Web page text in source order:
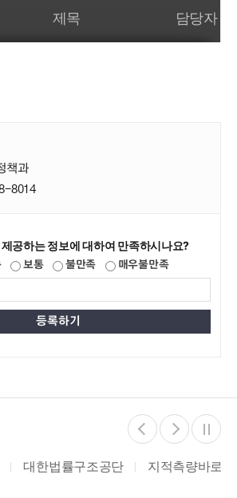
제목 담당자
책과
8014
공하는 정보에 대하여 만족하시나요?
보통 불만족 매우불만족
대한법률구조공단 지적측량바로